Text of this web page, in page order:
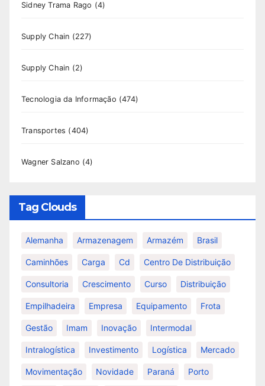
Sidney Trama Rago (4)
Supply Chain (227)
Supply Chain (2)
Tecnologia da Informação (474)
Transportes (404)
Wagner Salzano (4)
Tag Clouds
Alemanha Armazenagem Armazém Brasil
Caminhões Carga Cd Centro De Distribuição
Consultoria Crescimento Curso Distribuição
Empilhadeira Empresa Equipamento Frota
Gestão Imam Inovação Intermodal
Intralogística Investimento Logística Mercado
Movimentação Novidade Paraná Porto